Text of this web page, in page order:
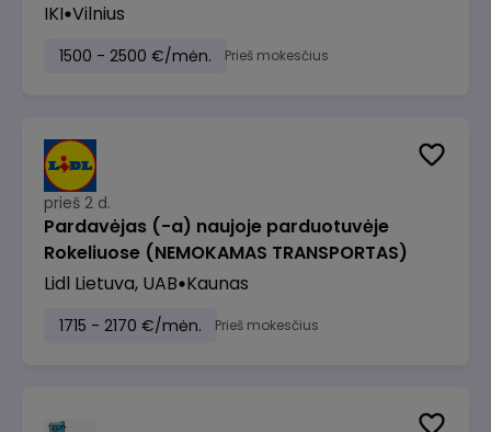
IKI Vilnius
1500 - 2500 €/mėn. Prieš mokesčius
prieš 2 d.
Pardavėjas (-a) naujoje parduotuvėje
Rokeliuose (NEMOKAMAS TRANSPORTAS)
Lidl Lietuva, UAB Kaunas
1715 - 2170 €/mėn. Prieš mokesčius